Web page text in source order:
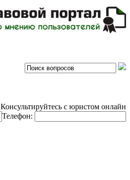
Консультируйтесь с юристом онлайн
Телефон: